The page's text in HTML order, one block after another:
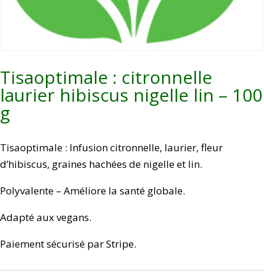
Tisaoptimale : citronnelle
laurier hibiscus nigelle lin – 100
g
Tisaoptimale : Infusion citronnelle, laurier, fleur
d’hibiscus, graines hachées de nigelle et lin.
Polyvalente – Améliore la santé globale.
Adapté aux vegans.
Paiement sécurisé par Stripe.